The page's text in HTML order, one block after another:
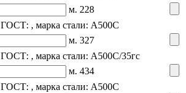
м. 228
ГОСТ: , марка стали: А500С
м. 327
ГОСТ: , марка стали: А500С/35гс
м. 434
ГОСТ: , марка стали: А500С